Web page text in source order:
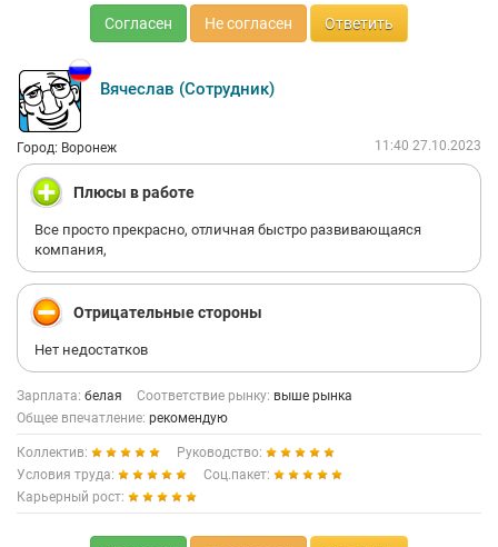
Согласен Не согласен Ответить
Вячеслав (Сотрудник)
Город: Воронеж 11:40 27.10.2023
Плюсы в работе
Все просто прекрасно, отличная быстро развивающаяся
компания,
Отрицательные стороны
Нет недостатков
Зарплата: белая Соответствие рынку: выше рынка
Общее впечатление: рекомендую
Коллектив:
Руководство:
Условия труда:
Соц.пакет:
Карьерный рост: